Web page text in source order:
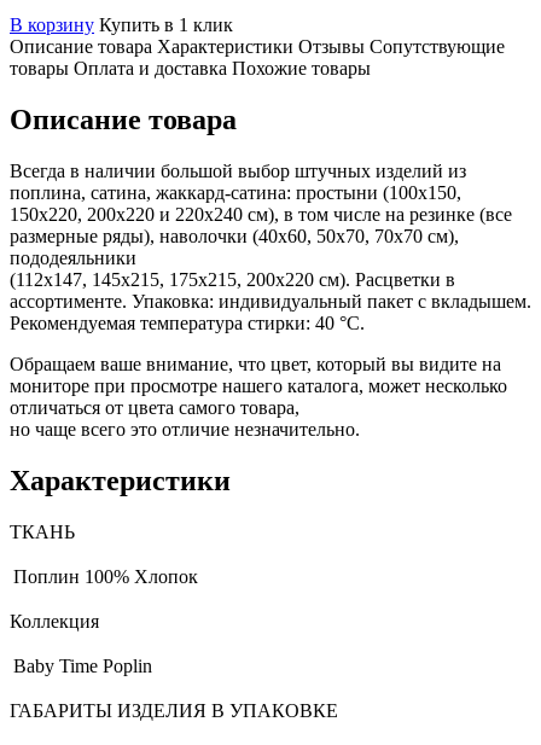
В корзину Купить в 1 клик
Описание товара Характеристики Отзывы Сопутствующие
товары Оплата и доставка Похожие товары
Описание товара
Всегда в наличии большой выбор штучных изделий из
поплина, сатина, жаккард-сатина: простыни (100х150,
150х220, 200х220 и 220х240 см), в том числе на резинке (все
размерные ряды), наволочки (40х60, 50х70, 70х70 см),
пододеяльники
(112х147, 145х215, 175х215, 200х220 см). Расцветки в
ассортименте. Упаковка: индивидуальный пакет с вкладышем.
Рекомендуемая температура стирки: 40 °С.
Обращаем ваше внимание, что цвет, который вы видите на
мониторе при просмотре нашего каталога, может несколько
отличаться от цвета самого товара,
но чаще всего это отличие незначительно.
Характеристики
ТКАНЬ
Поплин 100% Хлопок
Коллекция
Baby Time Poplin
ГАБАРИТЫ ИЗДЕЛИЯ В УПАКОВКЕ